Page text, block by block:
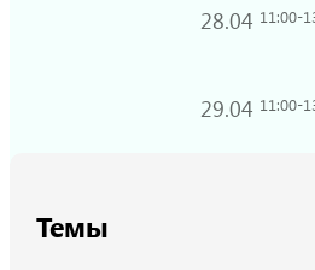
28.04 11:00-
29.04 11:00-
Темы